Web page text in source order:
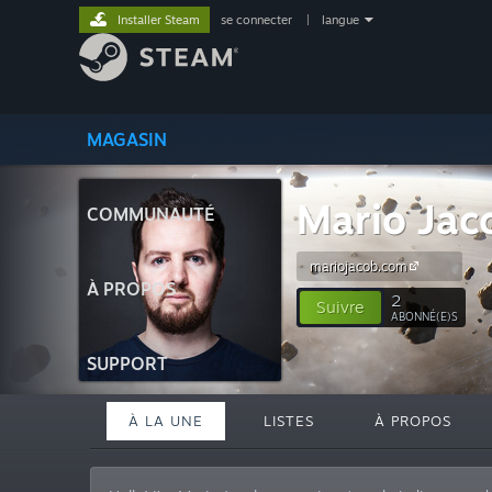
MAGASIN
COMMUNAUTÉ
À PROPOS
SUPPORT
Installer Steam se connecter langue
Mario
mariojacob.com
Suivre 2
ABONNÉ(E)S
À LA UNE LISTES À PROPOS